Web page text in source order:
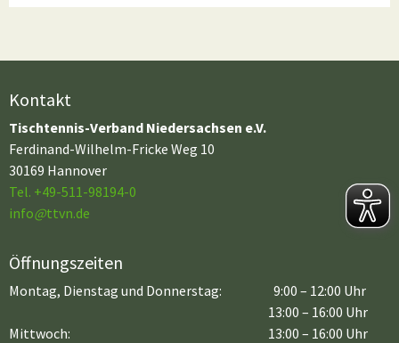
Kontakt
Tischtennis-Verband Niedersachsen e.V.
Ferdinand-Wilhelm-Fricke Weg 10
30169 Hannover
Tel. +49-511-98194-0
info@ttvn.de
Öffnungszeiten
Montag, Dienstag und Donnerstag:
9:00 – 12:00 Uhr
13:00 – 16:00 Uhr
Mittwoch:
13:00 – 16:00 Uhr